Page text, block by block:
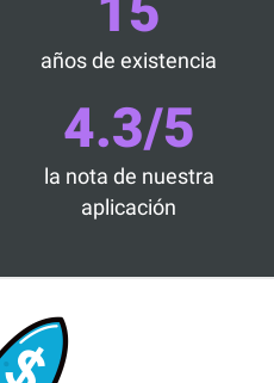
años de existencia
4.3/5
la nota de nuestra
aplicación